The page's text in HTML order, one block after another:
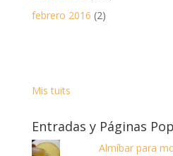
febrero 2016 (2)
Mis tuits
Entradas y Páginas
Almíbar para